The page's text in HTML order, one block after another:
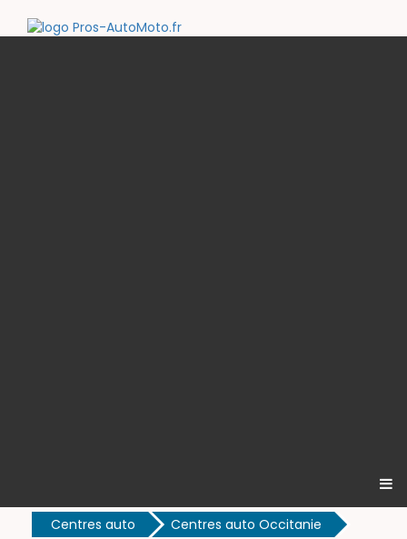
Centres auto
Centres auto Occitanie